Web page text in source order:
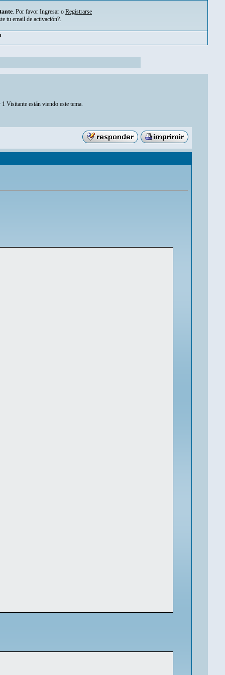
. Por favor Ingresar o Registrarse
tu email de activación?.
Visitante están viendo este tema.